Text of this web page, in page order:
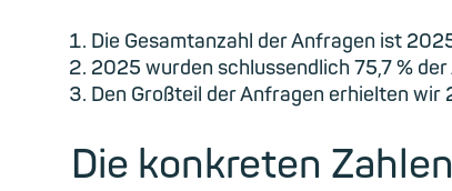
Die Gesamtanzahl der Anfragen ist
2025 wurden schlussendlich 75,7 %
Den Großteil der Anfragen erhielten
Die konkreten